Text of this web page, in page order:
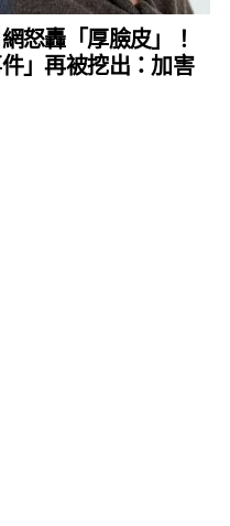
怒轟「厚臉皮」！
」再被挖出：加害